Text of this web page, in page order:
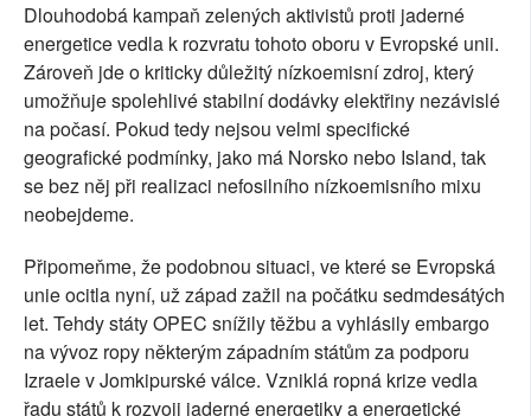
Dlouhodobá kampaň zelených aktivistů proti jaderné
energetice vedla k rozvratu tohoto oboru v Evropské unii.
Zároveň jde o kriticky důležitý nízkoemisní zdroj, který
umožňuje spolehlivé stabilní dodávky elektřiny nezávislé
na počasí. Pokud tedy nejsou velmi specifické
geografické podmínky, jako má Norsko nebo Island, tak
se bez něj při realizaci nefosilního nízkoemisního mixu
neobejdeme.
Připomeňme, že podobnou situaci, ve které se Evropská
unie ocitla nyní, už západ zažil na počátku sedmdesátých
let. Tehdy státy OPEC snížily těžbu a vyhlásily embargo
na vývoz ropy některým západním státům za podporu
Izraele v Jomkipurské válce. Vzniklá ropná krize vedla
řadu států k rozvoji jaderné energetiky a energetické